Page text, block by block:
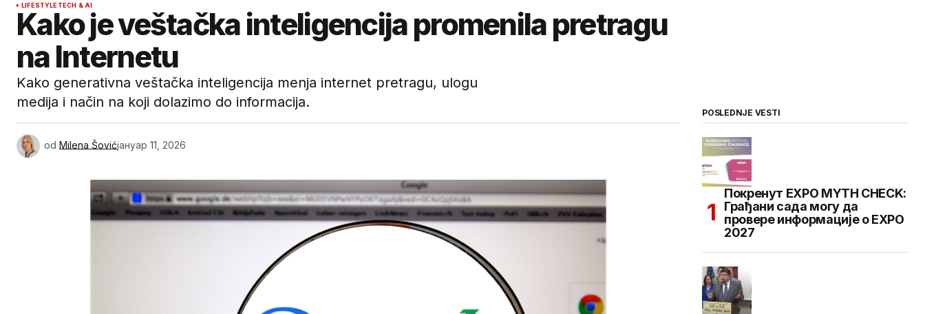
LIFESTYLETECH & AI
Kako je veštačka inteligencija promenila pretragu
na Internetu
Kako generativna veštačka inteligencija menja internet pretragu, ulogu
medija i način na koji dolazimo do informacija.
od Milena Šovićјануар 11, 2026
POSLEDNJE VESTI
Покренут EXPO MYTH CHECK:
Грађани сада могу да
провере информације о EXPO
2027